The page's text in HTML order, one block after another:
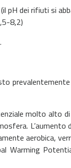
pH dei rifiuti si
8,2)
molto alto
L’aumento
aerobica,
Warming